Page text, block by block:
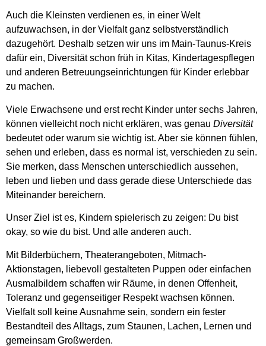
Auch die Kleinsten verdienen es, in einer Welt
aufzuwachsen, in der Vielfalt ganz selbstverständlich
dazugehört. Deshalb setzen wir uns im Main-Taunus-Kreis
dafür ein, Diversität schon früh in Kitas, Kindertagespflegen
und anderen Betreuungseinrichtungen für Kinder erlebbar
zu machen.
Viele Erwachsene und erst recht Kinder unter sechs Jahren,
können vielleicht noch nicht erklären, was genau Diversität
bedeutet oder warum sie wichtig ist. Aber sie können fühlen,
sehen und erleben, dass es normal ist, verschieden zu sein.
Sie merken, dass Menschen unterschiedlich aussehen,
leben und lieben und dass gerade diese Unterschiede das
Miteinander bereichern.
Unser Ziel ist es, Kindern spielerisch zu zeigen: Du bist
okay, so wie du bist. Und alle anderen auch.
Mit Bilderbüchern, Theaterangeboten, Mitmach-
Aktionstagen, liebevoll gestalteten Puppen oder einfachen
Ausmalbildern schaffen wir Räume, in denen Offenheit,
Toleranz und gegenseitiger Respekt wachsen können.
Vielfalt soll keine Ausnahme sein, sondern ein fester
Bestandteil des Alltags, zum Staunen, Lachen, Lernen und
gemeinsam Großwerden.